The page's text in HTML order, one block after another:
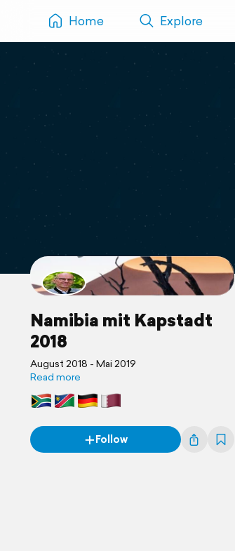
Home Explore
Namibia mit Kapstadt
2018
August 2018 - Mai 2019
Read more
Follow